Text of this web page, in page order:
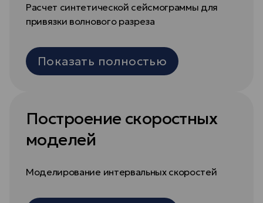
Расчет синтетической сейсмограммы для
привязки волнового разреза
Показать полностью
Построение скоростных
моделей
Моделирование интервальных скоростей